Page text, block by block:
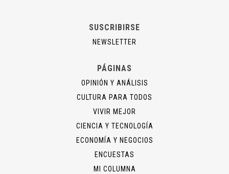
SUSCRIBIRSE
NEWSLETTER
PÁGINAS
OPINIÓN Y ANÁLISIS
CULTURA PARA TODOS
VIVIR MEJOR
CIENCIA Y TECNOLOGÍA
ECONOMÍA Y NEGOCIOS
ENCUESTAS
MI COLUMNA